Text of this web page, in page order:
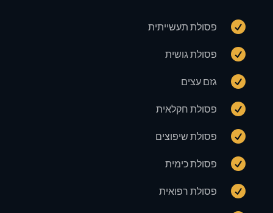
 פסולת תעשייתית
 פסולת גושית
 גזם עצים
 פסולת חקלאית
 פסולת שיפוצים
 פסולת כימית
 פסולת רפואית